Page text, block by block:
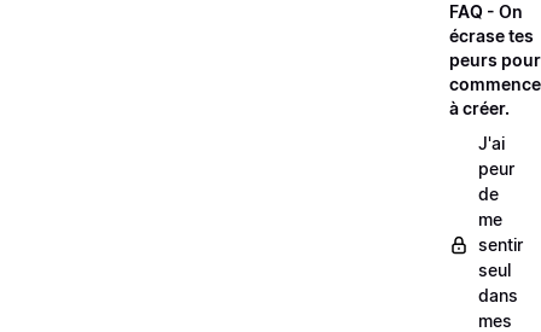
FAQ - On
écrase tes
peurs pour
à créer.
J'ai
peur
de
me
sentir
seul
dans
mes